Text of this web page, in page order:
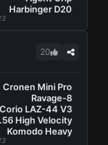
Harbinger D20
20
Cronen Mini Pro
Ravage-8
Corio LAZ-44 V3
High Velocity
Komodo Heavy